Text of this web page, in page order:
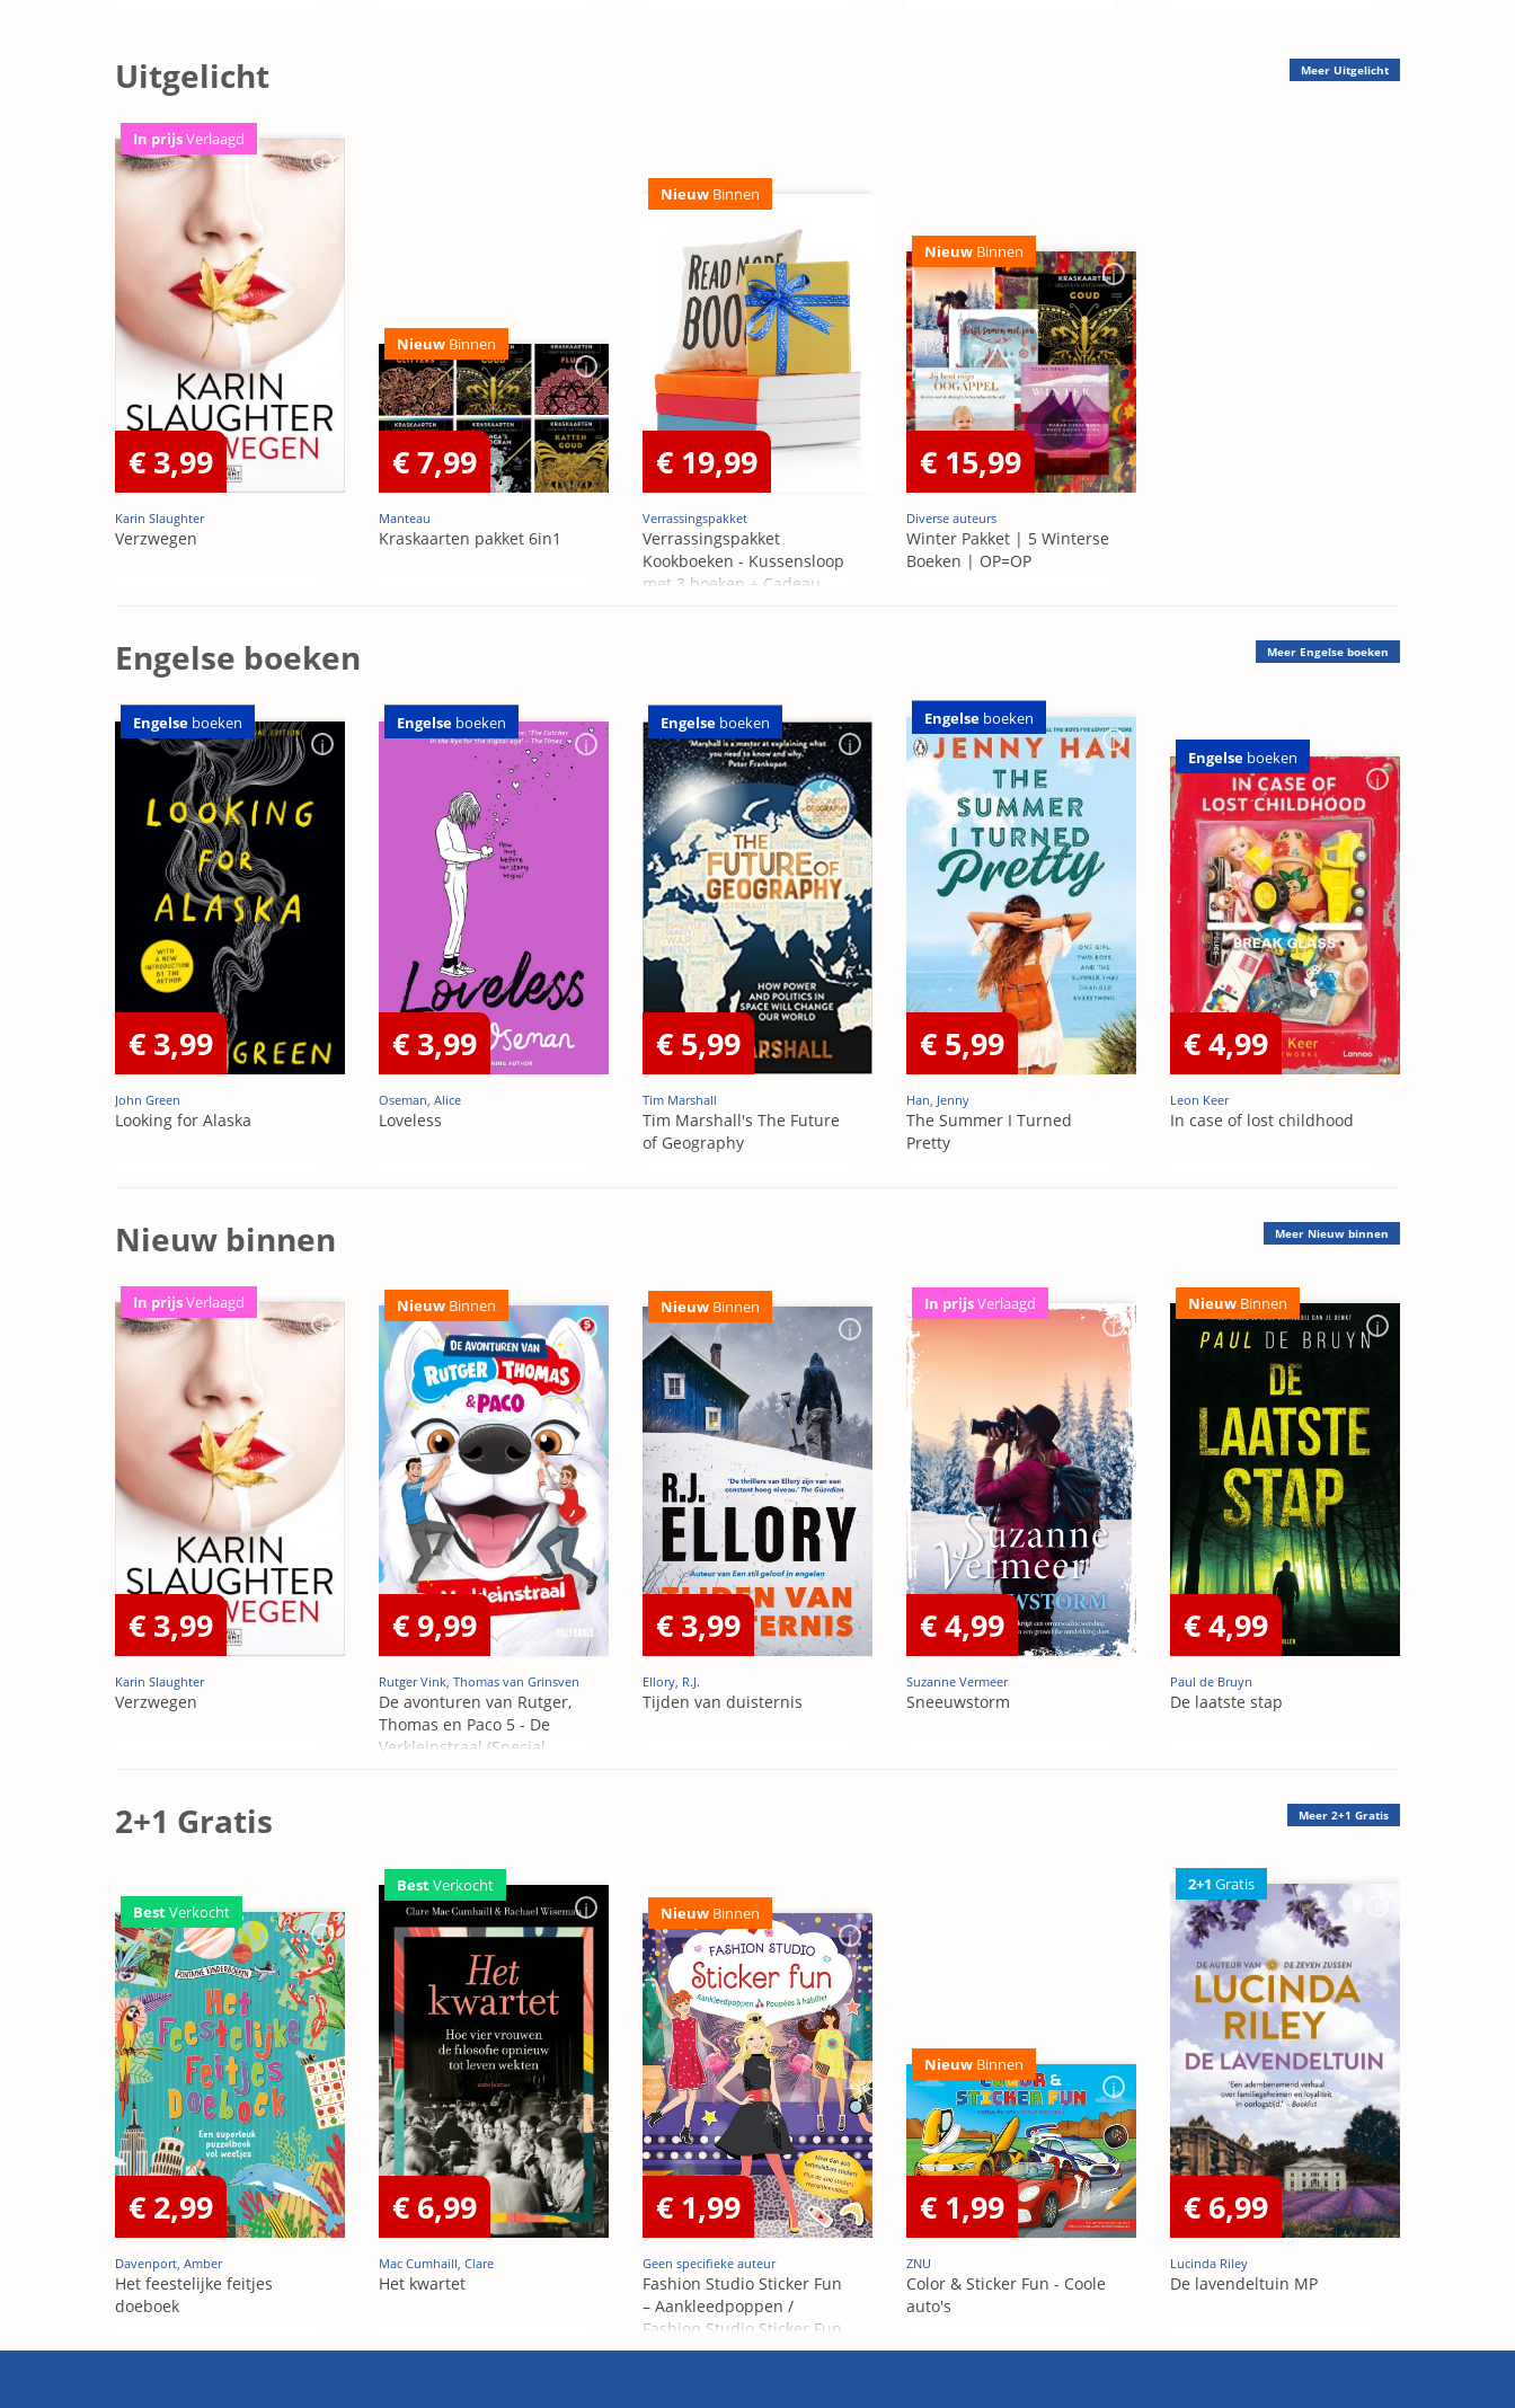
Uitgelicht Meer Uitgelicht
In prijsVerlaagd
€ 3,99
Karin Slaughter
Verzwegen
Nieuw Binnen
€ 7,99
Manteau
Kraskaarten pakket 6in1
Nieuw Binnen
€ 19,99
Verrassingspakket
Verrassingspakket
Kookboeken - Kussensloop
met 3 boeken + Cadeau
Nieuw Binnen
€ 15,99
Diverse auteurs
Winter Pakket | 5 Winterse
Boeken | OP=OP
Engelse boeken Meer Engelse boeken
Engelse boeken
€ 3,99
John Green
Looking for Alaska
Engelse boeken
€ 3,99
Oseman, Alice
Loveless
Engelse boeken
€ 5,99
Tim Marshall
Tim Marshall's The Future
of Geography
Engelse boeken
€ 5,99
Han, Jenny
The Summer I Turned
Pretty
Engelse boeken
€ 4,99
Leon Keer
In case of lost childhood
Nieuw binnen Meer Nieuw binnen
In prijsVerlaagd
€ 3,99
Karin Slaughter
Verzwegen
Nieuw Binnen
€ 9,99
Rutger Vink, Thomas van Grinsven
De avonturen van Rutger,
Thomas en Paco 5 - De
Verkleinstraal (Special
Nieuw Binnen
€ 3,99
Ellory, R.J.
Tijden van duisternis
In prijsVerlaagd
€ 4,99
Suzanne Vermeer
Sneeuwstorm
Nieuw Binnen
€ 4,99
Paul de Bruyn
De laatste stap
2+1 Gratis Meer 2+1 Gratis
BestVerkocht
€ 2,99
Davenport, Amber
Het feestelijke feitjes
doeboek
BestVerkocht
€ 6,99
Mac Cumhaill, Clare
Het kwartet
Nieuw Binnen
€ 1,99
Geen specifieke auteur
Fashion Studio Sticker Fun
– Aankleedpoppen /
Fashion Studio Sticker Fun
– Poupées Á habiller
Nieuw Binnen
€ 1,99
ZNU
Color & Sticker Fun - Coole
auto's
2+1 Gratis
€ 6,99
Lucinda Riley
De lavendeltuin MP